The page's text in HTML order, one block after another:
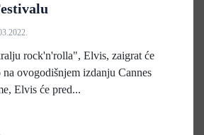
rock'n'rolla", Elvis, zaigrat će
ovogodišnjem izdanju Cannes
Elvis će pred...